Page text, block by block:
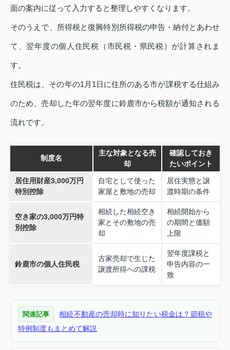
面の案内に従って入力すると整理しやすくなります。
そのうえで、所得税と復興特別所得税の申告・納付とあわせ
て、翌年度の個人住民税（市民税・県民税）が計算されま
す。
住民税は、その年の1月1日に住所のある市が課税する仕組み
のため、売却した年の翌年度に鈴鹿市から税額が通知される
流れです。
制度名
主な対象となる売
却
確認しておき
たいポイント
居住用財産3,000万円
特別控除
自宅として使った
家屋と敷地の売却
居住実態と譲
渡時期の条件
空き家の3,000万円特
別控除
相続した相続空き
家とその敷地の売
却
相続開始から
の期間と価額
上限
鈴鹿市の個人住民税
古家売却で生じた
譲渡所得への課税
翌年度課税と
申告内容の一
致
関連記事
相続不動産の売却時に知りたい税金は？節税や
特例制度もまとめて解説